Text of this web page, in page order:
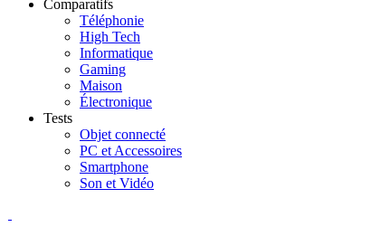
Comparatifs
Téléphonie
High Tech
Informatique
Gaming
Maison
Électronique
Tests
Objet connecté
PC et Accessoires
Smartphone
Son et Vidéo